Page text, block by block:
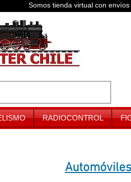
Somos tienda virtual con
RADIOCONTROL